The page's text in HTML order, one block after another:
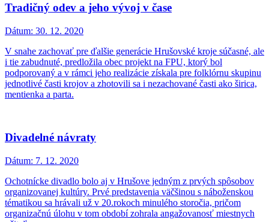
Tradičný odev a jeho vývoj v čase
Dátum: 30. 12. 2020
V snahe zachovať pre ďalšie generácie Hrušovské kroje súčasné, ale
i tie zabudnuté, predložila obec projekt na FPU, ktorý bol
podporovaný a v rámci jeho realizácie získala pre folklórnu skupinu
jednotlivé časti krojov a zhotovili sa i nezachované časti ako širica,
mentienka a parta.
Divadelné návraty
Dátum: 7. 12. 2020
Ochotnícke divadlo bolo aj v Hrušove jedným z prvých spôsobov
organizovanej kultúry. Prvé predstavenia väčšinou s náboženskou
tématikou sa hrávali už v 20.rokoch minulého storočia, pričom
organizačnú úlohu v tom období zohrala angažovanosť miestnych